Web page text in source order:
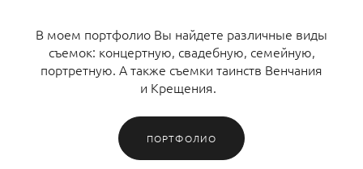
В моем портфолио Вы найдете различные виды
съемок: концертную, свадебную, семейную,
портретную. А также съемки таинств Венчания
и Крещения.
ПОРТФОЛИО